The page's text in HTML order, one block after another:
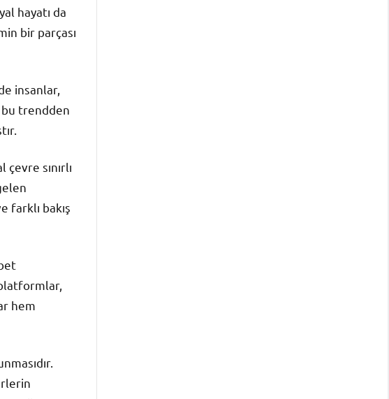
hayatı da
bir parçası
insanlar,
trendden
sınırlı
farklı bakış
hem